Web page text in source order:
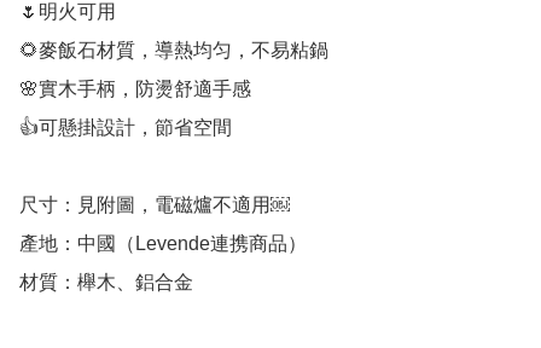
🌷明火可用
🌻麥飯石材質，導熱均匀，不易粘鍋
🌸實木手柄，防燙舒適手感
👍可懸掛設計，節省空間
尺寸：見附圖，電磁爐不適用￼
產地：中國（Levende連携商品）
材質：櫸木、鋁合金